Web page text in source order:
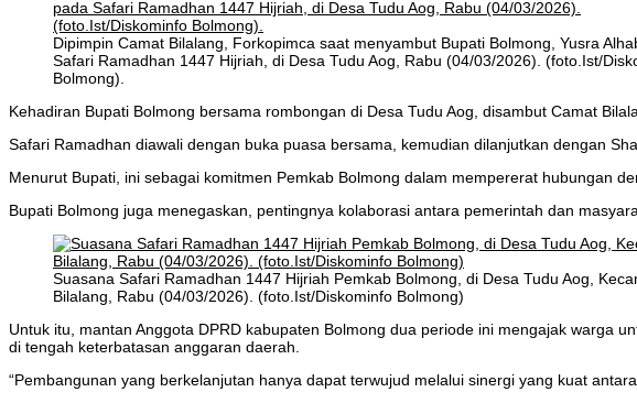
Dipimpin Camat Bilalang, Forkopimca saat menyambut Bupati Bolmong, Yusra
Safari Ramadhan 1447 Hijriah, di Desa Tudu Aog, Rabu (04/03/2026). (foto.Ist/
Bolmong).
Kehadiran Bupati Bolmong bersama rombongan di Desa Tudu Aog, disambut Camat
Safari Ramadhan diawali dengan buka puasa bersama, kemudian dilanjutkan dengan
Menurut Bupati, ini sebagai komitmen Pemkab Bolmong dalam mempererat hubungan
Bupati Bolmong juga menegaskan, pentingnya kolaborasi antara pemerintah dan
Suasana Safari Ramadhan 1447 Hijriah Pemkab Bolmong, di Desa Tudu Aog,
Bilalang, Rabu (04/03/2026). (foto.Ist/Diskominfo Bolmong)
Untuk itu, mantan Anggota DPRD kabupaten Bolmong dua periode ini mengajak warga
di tengah keterbatasan anggaran daerah.
“Pembangunan yang berkelanjutan hanya dapat terwujud melalui sinergi yang kuat